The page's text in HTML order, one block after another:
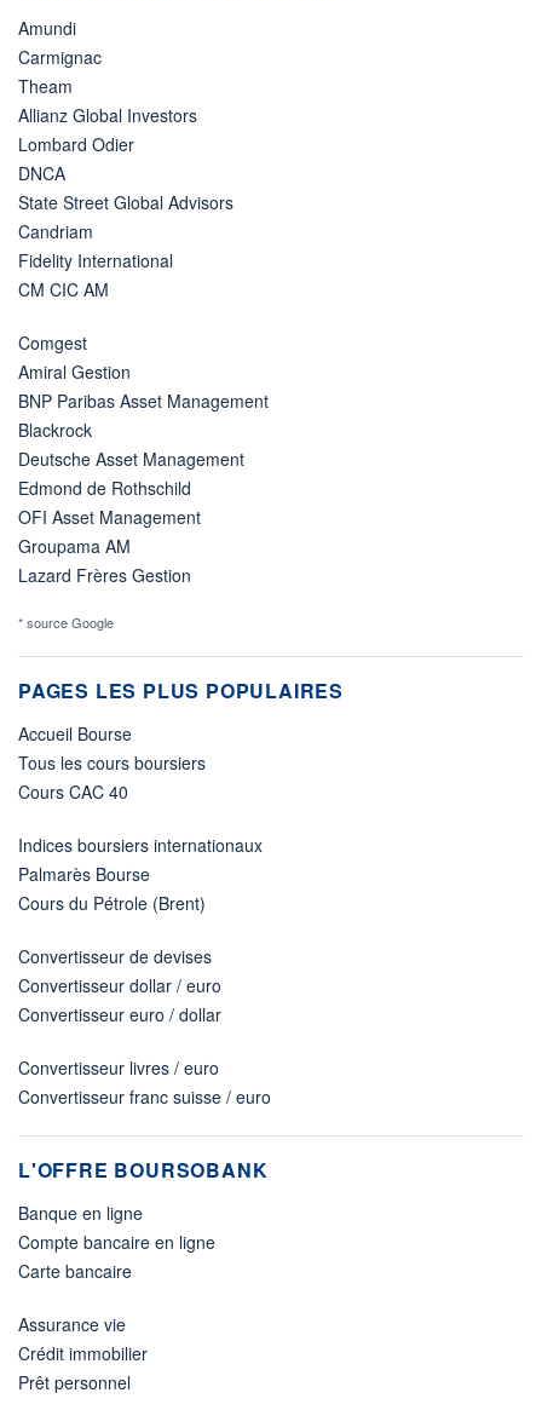
Amundi
Carmignac
Theam
Allianz Global Investors
Lombard Odier
DNCA
State Street Global Advisors
Candriam
Fidelity International
CM CIC AM
Comgest
Amiral Gestion
BNP Paribas Asset Management
Blackrock
Deutsche Asset Management
Edmond de Rothschild
OFI Asset Management
Groupama AM
Lazard Frères Gestion
* source Google
PAGES LES PLUS POPULAIRES
Accueil Bourse
Tous les cours boursiers
Cours CAC 40
Indices boursiers internationaux
Palmarès Bourse
Cours du Pétrole (Brent)
Convertisseur de devises
Convertisseur dollar / euro
Convertisseur euro / dollar
Convertisseur livres / euro
Convertisseur franc suisse / euro
L'OFFRE BOURSOBANK
Banque en ligne
Compte bancaire en ligne
Carte bancaire
Assurance vie
Crédit immobilier
Prêt personnel